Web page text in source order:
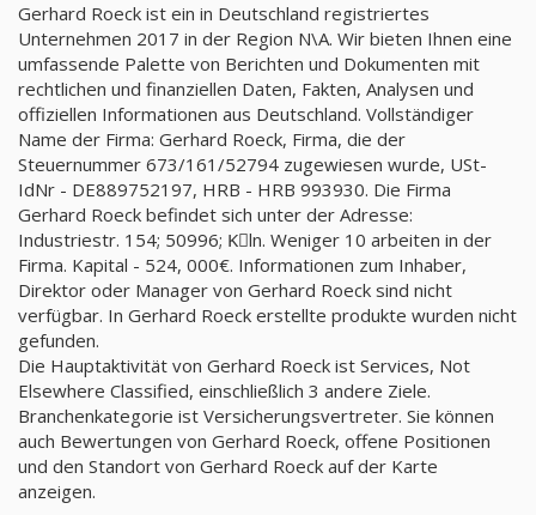
Gerhard Roeck ist ein in Deutschland registriertes
Unternehmen 2017 in der Region N\A. Wir bieten Ihnen eine
umfassende Palette von Berichten und Dokumenten mit
rechtlichen und finanziellen Daten, Fakten, Analysen und
offiziellen Informationen aus Deutschland. Vollständiger
Name der Firma: Gerhard Roeck, Firma, die der
Steuernummer 673/161/52794 zugewiesen wurde, USt-
IdNr - DE889752197, HRB - HRB 993930. Die Firma
Gerhard Roeck befindet sich unter der Adresse:
Industriestr. 154; 50996; Kِln. Weniger 10 arbeiten in der
Firma. Kapital - 524, 000€. Informationen zum Inhaber,
Direktor oder Manager von Gerhard Roeck sind nicht
verfügbar. In Gerhard Roeck erstellte produkte wurden nicht
gefunden.
Die Hauptaktivität von Gerhard Roeck ist Services, Not
Elsewhere Classified, einschließlich 3 andere Ziele.
Branchenkategorie ist Versicherungsvertreter. Sie können
auch Bewertungen von Gerhard Roeck, offene Positionen
und den Standort von Gerhard Roeck auf der Karte
anzeigen.